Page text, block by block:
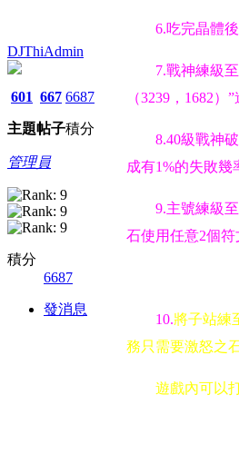
DJThiAdmin
601
主題
667
帖子
6687
積分
管理員
積分
6687
發消息
6.吃完晶體
7.戰神練級
（3239，1682）
8.40級戰神
成有1%的失敗幾
9.主號練級
石使用任意2個符
10.將子站練
務只需要激怒之
遊戲內可以